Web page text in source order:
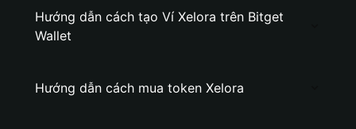
Hướng dẫn cách tạo Ví Xelora trên Bitget
Wallet
Hướng dẫn cách mua token Xelora